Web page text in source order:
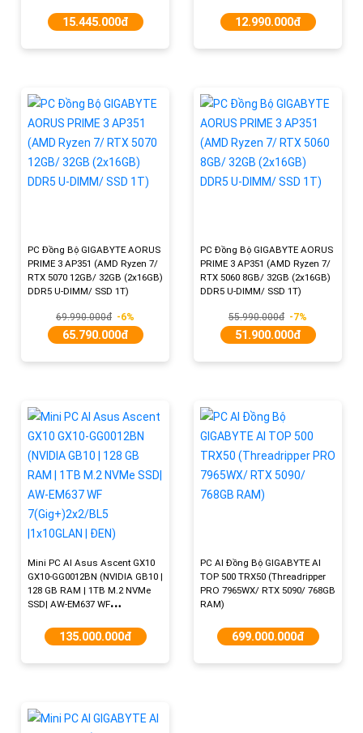
15.445.000đ 12.990.000đ
PC Đồng Bộ GIGABYTE AORUS
PRIME 3 AP351 (AMD Ryzen 7/
RTX 5070 12GB/ 32GB (2x16GB)
DDR5 U-DIMM/ SSD 1T)
69.990.000đ -6%
65.790.000đ
PC Đồng Bộ GIGABYTE AORUS
PRIME 3 AP351 (AMD Ryzen 7/
RTX 5060 8GB/ 32GB (2x16GB)
DDR5 U-DIMM/ SSD 1T)
55.990.000đ -7%
51.900.000đ
Mini PC AI Asus Ascent GX10
GX10-GG0012BN (NVIDIA GB10 |
128 GB RAM | 1TB M.2 NVMe
SSD| AW-EM637 WF
ĐEN)
135.000.000đ
PC AI Đồng Bộ GIGABYTE AI
TOP 500 TRX50 (Threadripper
PRO 7965WX/ RTX 5090/ 768GB
RAM)
699.000.000đ